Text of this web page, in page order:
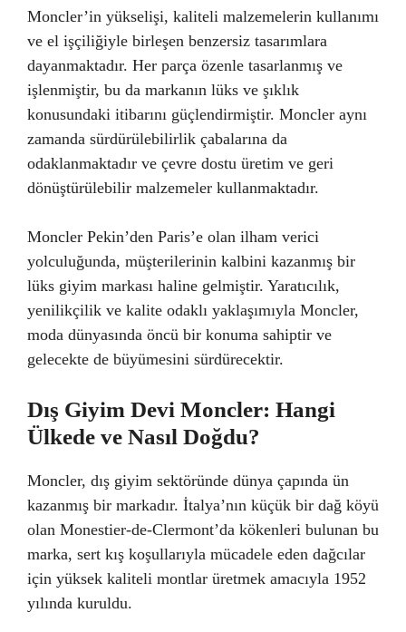
Moncler’in yükselişi, kaliteli malzemelerin kullanımı
ve el işçiliğiyle birleşen benzersiz tasarımlara
dayanmaktadır. Her parça özenle tasarlanmış ve
işlenmiştir, bu da markanın lüks ve şıklık
konusundaki itibarını güçlendirmiştir. Moncler aynı
zamanda sürdürülebilirlik çabalarına da
odaklanmaktadır ve çevre dostu üretim ve geri
dönüştürülebilir malzemeler kullanmaktadır.
Moncler Pekin’den Paris’e olan ilham verici
yolculuğunda, müşterilerinin kalbini kazanmış bir
lüks giyim markası haline gelmiştir. Yaratıcılık,
yenilikçilik ve kalite odaklı yaklaşımıyla Moncler,
moda dünyasında öncü bir konuma sahiptir ve
gelecekte de büyümesini sürdürecektir.
Dış Giyim Devi Moncler: Hangi
Ülkede ve Nasıl Doğdu?
Moncler, dış giyim sektöründe dünya çapında ün
kazanmış bir markadır. İtalya’nın küçük bir dağ köyü
olan Monestier-de-Clermont’da kökenleri bulunan bu
marka, sert kış koşullarıyla mücadele eden dağcılar
için yüksek kaliteli montlar üretmek amacıyla 1952
yılında kuruldu.